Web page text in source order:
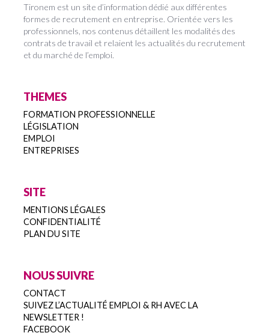
Tironem est un site d’information dédié aux différentes
formes de recrutement en entreprise. Orientée vers les
professionnels, nos contenus détaillent les modalités des
contrats de travail et relaient les actualités du recrutement
et du marché de l’emploi.
THEMES
FORMATION PROFESSIONNELLE
LÉGISLATION
EMPLOI
ENTREPRISES
SITE
MENTIONS LÉGALES
CONFIDENTIALITÉ
PLAN DU SITE
NOUS SUIVRE
CONTACT
SUIVEZ L’ACTUALITÉ EMPLOI & RH AVEC LA
NEWSLETTER !
FACEBOOK